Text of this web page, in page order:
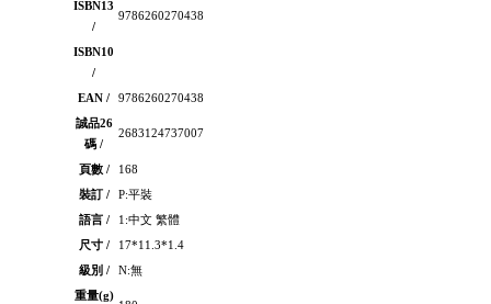
ISBN13
/
9786260270438
ISBN10
/
EAN /
9786260270438
誠品26
碼 /
2683124737007
頁數 /
168
裝訂 /
P:平裝
語言 /
1:中文 繁體
尺寸 /
17*11.3*1.4
級別 /
N:無
重量(g)